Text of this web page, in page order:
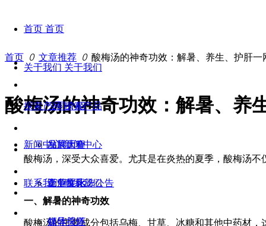
首页 首页
关于我们 关于我们
公司介绍
发展历程
企业文化
领导关怀
探索产品 探索产品
品牌大全
工厂展示
新闻中心 新闻中心
竞争性比选公告
媒体报道
联系我们 联系我们
首页 ꄲ 文章推荐 ꄲ 酸梅汤的神奇功效：解暑、养生、护肝一
酸梅汤的神奇功效：解暑、养
酸梅汤，深受大众喜爱。尤其是在炎热的夏季，酸梅汤不
一、解暑的神奇功效
酸梅汤的主要成分包括乌梅、甘草、冰糖和其他中药材，